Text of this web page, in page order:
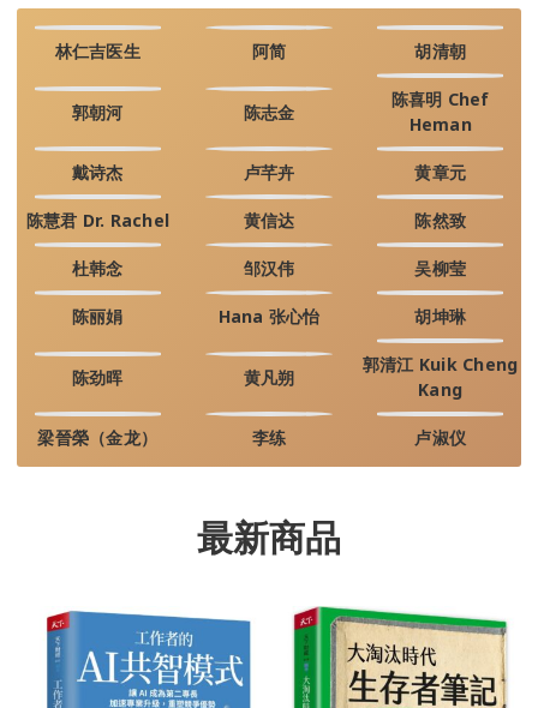
林仁吉医生 阿简 胡清朝
郭朝河 陈志金
陈喜明 Chef
Heman
戴诗杰 卢芊卉 黄章元
陈慧君 Dr. Rachel 黄信达 陈然致
杜韩念 邹汉伟 吴柳莹
陈丽娟 Hana 张心怡 胡坤琳
陈劲晖 黄凡朔
郭清江 Kuik Cheng
Kang
梁晉榮（金龙） 李练 卢淑仪
最新商品